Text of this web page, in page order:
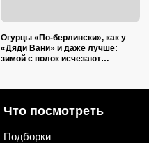
Огурцы «По-берлински», как у
«Дяди Вани» и даже лучше:
зимой с полок исчезают
Что посмотреть
Подборки